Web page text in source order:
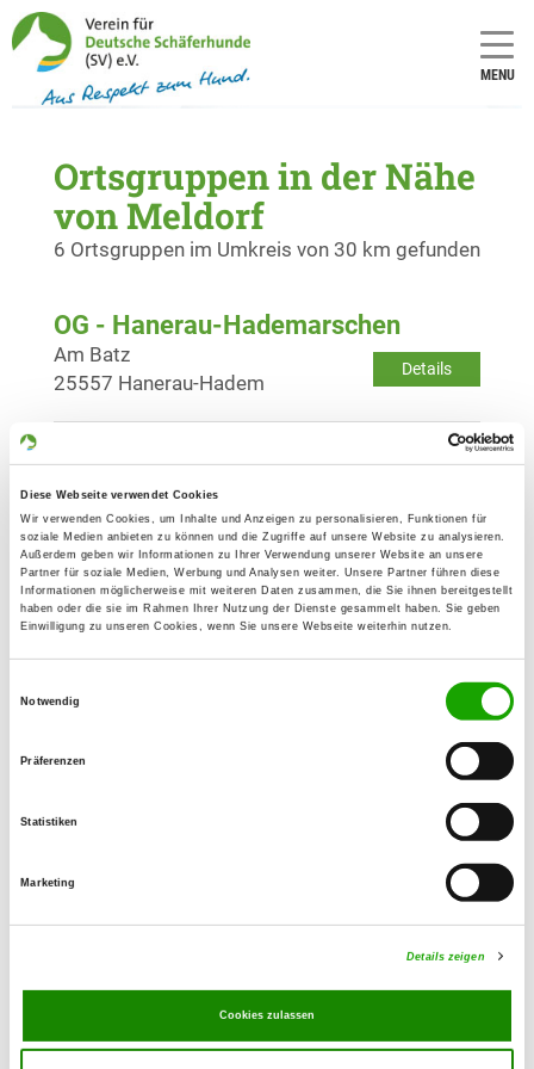
Diese Webseite verwendet Cookies
Wir verwenden Cookies, um Inhalte und Anzeigen zu personalisieren, Funktionen für
soziale Medien anbieten zu können und die Zugriffe auf unsere Website zu analysieren.
Außerdem geben wir Informationen zu Ihrer Verwendung unserer Website an unsere
Partner für soziale Medien, Werbung und Analysen weiter. Unsere Partner führen diese
Informationen möglicherweise mit weiteren Daten zusammen, die Sie ihnen bereitgestellt
haben oder die sie im Rahmen Ihrer Nutzung der Dienste gesammelt haben. Sie geben
Einwilligung zu unseren Cookies, wenn Sie unsere Webseite weiterhin nutzen.
Notwendig
Präferenzen
Statistiken
Marketing
Details zeigen
Cookies zulassen
MENU
Ortsgruppen in der Nähe
von Meldorf
6 Ortsgruppen im Umkreis von 30 km gefunden
OG - Hanerau-Hademarschen
Details
Am Batz
25557 Hanerau-Hadem
OG - Heide/Holst. e.V.
Wennemannswisch 24a
25746 Norderwöhrden
OG - Nindorf-Farnewinkel
Farnewinkeler Straße
Details
Höchster Berg 7a
Duvenstedter Weg
24768 Rendsburg
OG - St. Michaelisdonn e.V.
Details
25693 St. Michaelisdonn